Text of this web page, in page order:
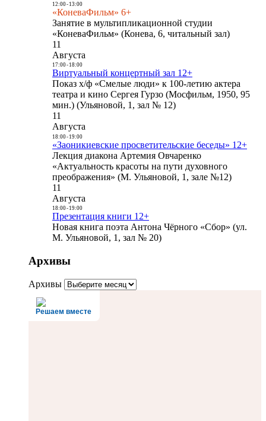
12:00- 13:00
«КоневаФильм» 6+
Занятие в мультипликационной студии
«КоневаФильм» (Конева, 6, читальный зал)
11
Августа
17:00- 18:00
Виртуальный концертный зал 12+
Показ х/ф «Смелые люди» к 100-летию актера
театра и кино Сергея Гурзо (Мосфильм, 1950, 95
мин.) (Ульяновой, 1, зал № 12)
11
Августа
18:00- 19:00
«Заоникиевские просветительские беседы» 12+
Лекция диакона Артемия Овчаренко
«Актуальность красоты на пути духовного
преображения» (М. Ульяновой, 1, зале №12)
11
Августа
18:00- 19:00
Презентация книги 12+
Новая книга поэта Антона Чёрного «Сбор» (ул.
М. Ульяновой, 1, зал № 20)
Архивы
Архивы
Решаем вместе